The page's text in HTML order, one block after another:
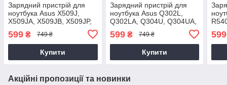
Зарядний пристрій для
ноутбука Asus X509J,
X509JA, X509JB, X509JP,
599 ₴ 749 ₴
Купити
Зарядний пристрій для
ноутбука Asus Q302L,
Q302LA, Q304U, Q304UA,
599₴ 749 ₴
Купити
599
Акційні пропозиції та новинки